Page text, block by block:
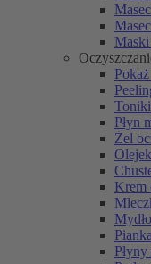
Płyn
Żel
Krem